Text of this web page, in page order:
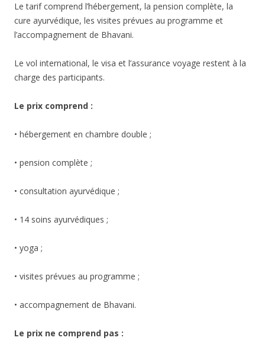
Le tarif comprend l’hébergement, la pension complète, la
cure ayurvédique, les visites prévues au programme et
l’accompagnement de Bhavani.
Le vol international, le visa et l’assurance voyage restent à la
charge des participants.
Le prix comprend :
• hébergement en chambre double ;
• pension complète ;
• consultation ayurvédique ;
• 14 soins ayurvédiques ;
• yoga ;
• visites prévues au programme ;
• accompagnement de Bhavani.
Le prix ne comprend pas :